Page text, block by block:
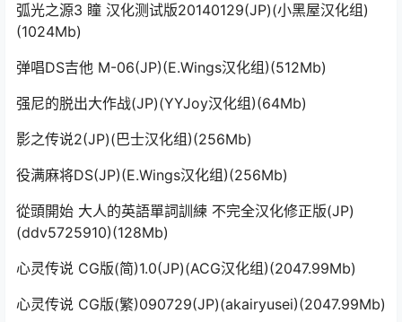
弧光之源3 瞳 汉化测试版20140129(JP)(小黑屋汉化组)
(1024Mb)
弹唱DS吉他 M-06(JP)(E.Wings汉化组)(512Mb)
强尼的脱出大作战(JP)(YYJoy汉化组)(64Mb)
影之传说2(JP)(巴士汉化组)(256Mb)
役满麻将DS(JP)(E.Wings汉化组)(256Mb)
從頭開始 大人的英語單詞訓練 不完全汉化修正版(JP)
(ddv5725910)(128Mb)
心灵传说 CG版(简)1.0(JP)(ACG汉化组)(2047.99Mb)
心灵传说 CG版(繁)090729(JP)(akairyusei)(2047.99Mb)